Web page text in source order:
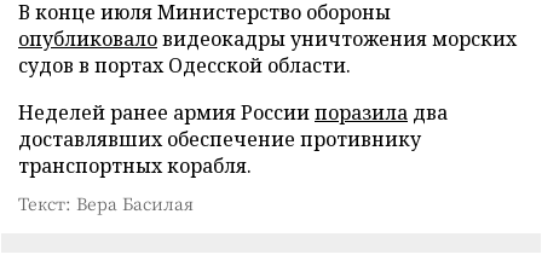
В конце июля Министерство обороны
опубликоваловидеокадры уничтожения морских
судов в портах Одесской области.
Неделей ранее армия Россиипоразила два
доставлявших обеспечение противнику
транспортных корабля.
Текст: Вера Басилая